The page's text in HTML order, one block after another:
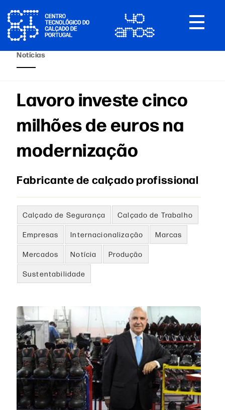
Toggle
Notícias
Lavoro investe cinco
milhões de euros na
modernização
Fabricante de calçado profissional
Calçado de Segurança Calçado de Trabalho
Empresas Internacionalização Marcas
Mercados Notícia Produção
Sustentabilidade